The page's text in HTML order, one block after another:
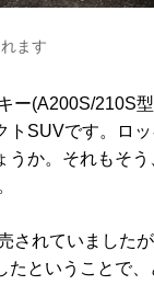
ます
ー(A200S/210S
トSUVです。ロ
うか。それもそ
されていました
たということで